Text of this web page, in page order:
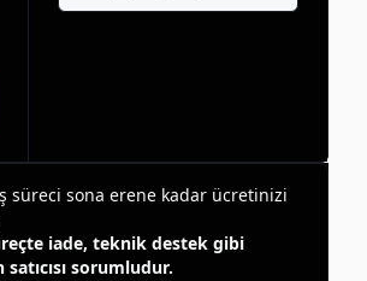
süreci sona erene kadar ücretinizi
iade, teknik destek gibi
sorumludur.